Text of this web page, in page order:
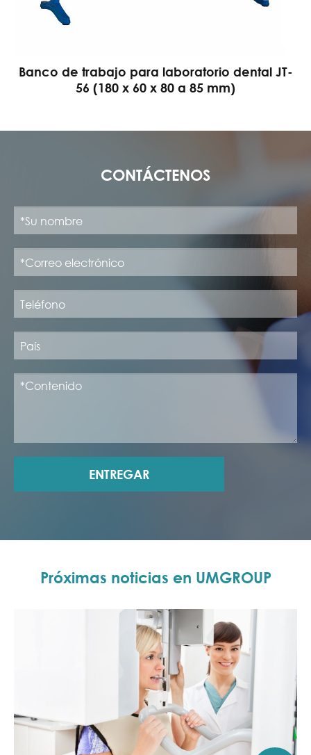
Banco de trabajo para laboratorio dental JT-
56 (180 x 60 x 80 a 85 mm)
CONTÁCTENOS
ENTREGAR
Próximas noticias en UMGROUP